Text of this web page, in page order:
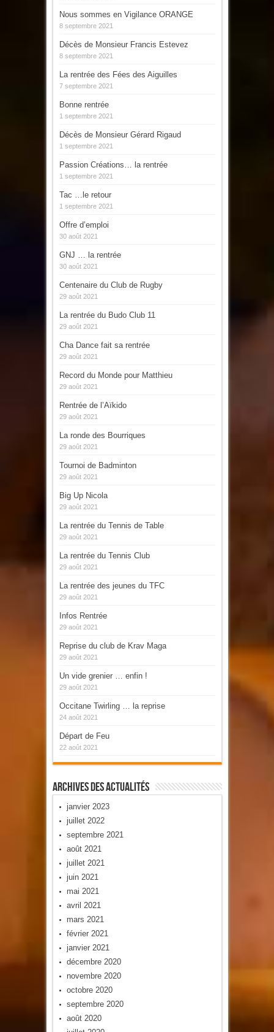
Nous sommes en Vigilance ORANGE
8 septembre 2021
Décès de Monsieur Francis Estevez
8 septembre 2021
La rentrée des Fées des Aiguilles
7 septembre 2021
Bonne rentrée
1 septembre 2021
Décès de Monsieur Gérard Rigaud
1 septembre 2021
Passion Créations… la rentrée
1 septembre 2021
Tac …le retour
1 septembre 2021
Offre d’emploi
30 août 2021
GNJ … la rentrée
30 août 2021
Centenaire du Club de Rugby
29 août 2021
La rentrée du Budo Club 11
29 août 2021
Cha Dance fait sa rentrée
29 août 2021
Record du Monde pour Matthieu
29 août 2021
Rentrée de l’Aïkido
29 août 2021
La ronde des Bourriques
29 août 2021
Tournoi de Badminton
29 août 2021
Big Up Nicola
29 août 2021
La rentrée du Tennis de Table
29 août 2021
La rentrée du Tennis Club
29 août 2021
La rentrée des jeunes du TFC
29 août 2021
Infos Rentrée
29 août 2021
Reprise du club de Krav Maga
29 août 2021
Un vide grenier … enfin !
29 août 2021
Occitane Twirling … la reprise
24 août 2021
Départ de Feu
22 août 2021
Archives Des Actualités
janvier 2023
juillet 2022
septembre 2021
août 2021
juillet 2021
juin 2021
mai 2021
avril 2021
mars 2021
février 2021
janvier 2021
décembre 2020
novembre 2020
octobre 2020
septembre 2020
août 2020